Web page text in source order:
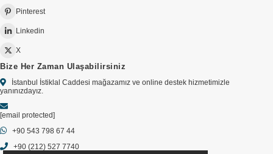
Pinterest
Linkedin
X
Bize Her Zaman Ulaşabilirsiniz
İstanbul İstiklal Caddesi mağazamız ve online destek hizmetimizle
yanınızdayız.
[email protected]
+90 543 798 67 44
+90 (212) 527 7740